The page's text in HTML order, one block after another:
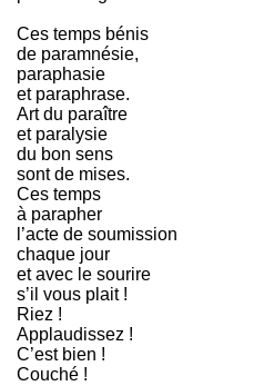
Ces temps bénis
de paramnésie,
paraphasie
et paraphrase.
Art du paraître
et paralysie
du bon sens
sont de mises.
Ces temps
à parapher
l’acte de soumission
chaque jour
et avec le sourire
s’il vous plait !
Riez !
Applaudissez !
C’est bien !
Couché !